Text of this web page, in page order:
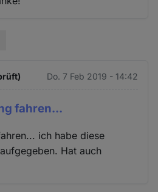
Do. 7 Feb 2019 - 14:42
fahren...
ich habe diese
Hat auch